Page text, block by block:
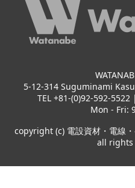
5-12-314 Suguminami
TEL +81-(0)92-592-
Mon - Fri:
copyright (c) 電設資材・電線
all rights